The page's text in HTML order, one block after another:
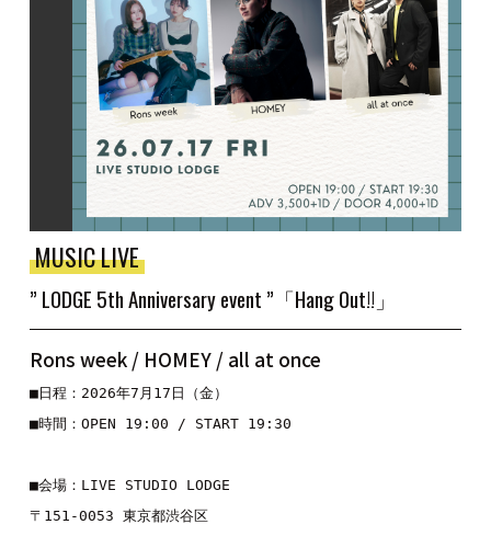
MUSIC LIVE
” LODGE 5th Anniversary event ”「Hang Out!!」
Rons week / HOMEY / all at once
■日程：2026年7月17日（金）
■時間：OPEN 19:00 / START 19:30
■会場：LIVE STUDIO LODGE
〒151-0053 東京都渋谷区